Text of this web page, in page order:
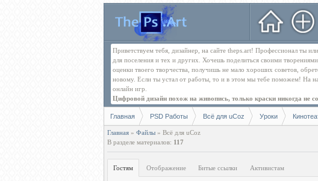
Приветствуем тебя, дизайнер, на сайте theps.art! Профессионал ты
для поселения и тех и других. Хочешь поделиться своими
оценки твоего творчества, получишь не мало хороших советов,
новому. Если ты устал от работы, то и в этом мы тебе поможем! На
онлайн игр.
Цифровой дизайн похож на живопись, только краски никогда не
Главная PSD Работы Всё для uCoz Уроки
Главная » Файлы » Всё для uCoz
В разделе материалов: 117
Гостям Отображение Битые ссылки Активистам